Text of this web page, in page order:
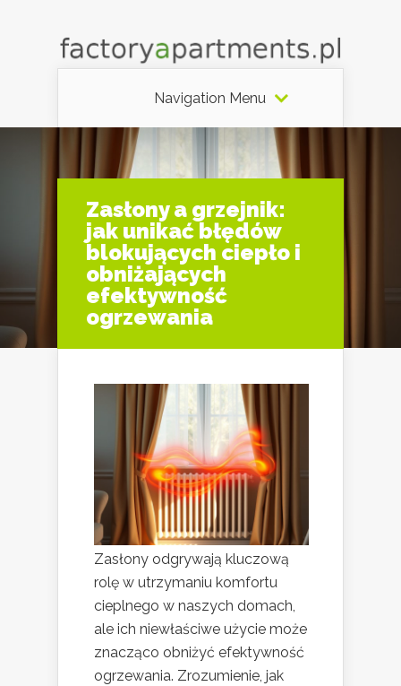
Navigation Menu
Zasłony a grzejnik:
jak unikać błędów
blokujących ciepło i
obniżających
efektywność
ogrzewania
Zasłony odgrywają kluczową
rolę w utrzymaniu komfortu
cieplnego w naszych domach,
ale ich niewłaściwe użycie może
znacząco obniżyć efektywność
ogrzewania. Zrozumienie, jak